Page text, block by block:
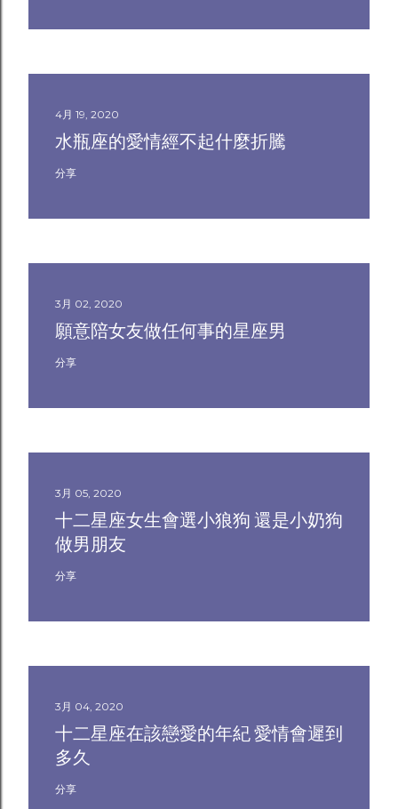
4月 19, 2020
水瓶座的愛情經不起什麼折騰
分享
3月 02, 2020
願意陪女友做任何事的星座男
分享
3月 05, 2020
十二星座女生會選小狼狗 還是小奶狗
做男朋友
分享
3月 04, 2020
十二星座在該戀愛的年紀 愛情會遲到
多久
分享